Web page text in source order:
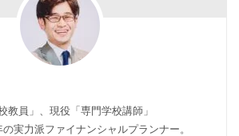
教員」、現役「専門学校講師」
実力派ファイナンシャルプランナー。